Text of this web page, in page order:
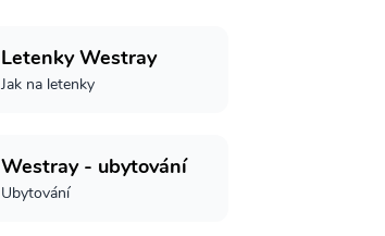
Letenky Westray
Jak na letenky
Westray - ubytování
Ubytování